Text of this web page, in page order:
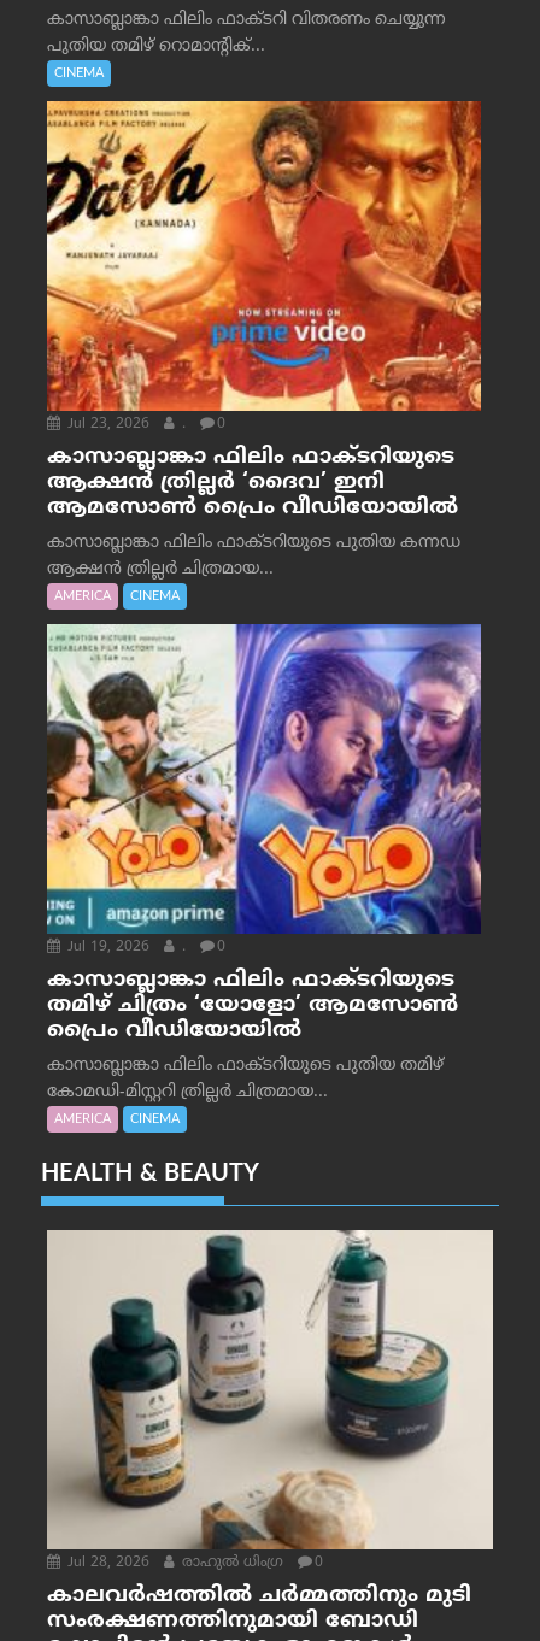
കാസാബ്ലാങ്കാ ഫിലിം ഫാക്ടറി വിതരണം ചെയ്യുന്ന
പുതിയ തമിഴ് റൊമാന്റിക്...
CINEMA
Jul 23, 2026 . 0
കാസാബ്ലാങ്കാ ഫിലിം ഫാക്ടറിയുടെ
ആക്ഷൻ ത്രില്ലർ ‘ദൈവ’ ഇനി
ആമസോൺ പ്രൈം വീഡിയോയിൽ
കാസാബ്ലാങ്കാ ഫിലിം ഫാക്ടറിയുടെ പുതിയ കന്നഡ
ആക്ഷൻ ത്രില്ലർ ചിത്രമായ...
AMERICA CINEMA
Jul 19, 2026 . 0
കാസാബ്ലാങ്കാ ഫിലിം ഫാക്ടറിയുടെ
തമിഴ് ചിത്രം ‘യോളോ’ ആമസോൺ
പ്രൈം വീഡിയോയിൽ
കാസാബ്ലാങ്കാ ഫിലിം ഫാക്ടറിയുടെ പുതിയ തമിഴ്
കോമഡി-മിസ്റ്ററി ത്രില്ലർ ചിത്രമായ...
AMERICA CINEMA
HEALTH & BEAUTY
Jul 28, 2026 രാഹുല്‍ ധിംഗ്ര 0
കാലവർഷത്തിൽ ചർമ്മത്തിനും മുടി
സംരക്ഷണത്തിനുമായി ബോഡി